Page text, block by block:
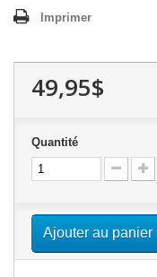
Imprimer
49,95$
Quantité
Ajouter au panier